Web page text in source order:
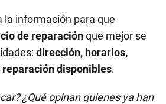
la información para que
de reparaciónque mejor se
dirección, horarios,
reparación disponibles.
¿Qué opinan quienes ya han